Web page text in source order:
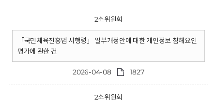
2소위원회
「국민체육진흥법 시행령」 일부개정안에 대한 개인정보 침해요인
평가에 관한 건
2026-04-08 1827
2소위원회